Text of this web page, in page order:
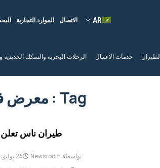
الموارد التجارية الاتصال
الطيران خدمات الأعمال الرحلات البحرية والسكك
Tag : معرض فارنبورو الدولي للطيران
طيران ناس
بواسطة Newsroom 26 يوليو، 2024